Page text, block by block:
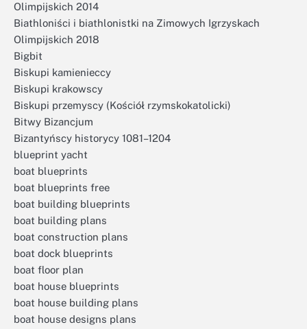
Olimpijskich 2014
Biathloniści i biathlonistki na Zimowych Igrzyskach
Olimpijskich 2018
Bigbit
Biskupi kamienieccy
Biskupi krakowscy
Biskupi przemyscy (Kościół rzymskokatolicki)
Bitwy Bizancjum
Bizantyńscy historycy 1081–1204
blueprint yacht
boat blueprints
boat blueprints free
boat building blueprints
boat building plans
boat construction plans
boat dock blueprints
boat floor plan
boat house blueprints
boat house building plans
boat house designs plans